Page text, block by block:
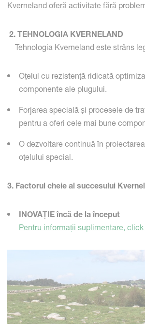
Kverneland oferă activitate fără
2. TEHNOLOGIA KVERNELAND
Tehnologia Kverneland este strâns
Oțelul cu rezistență ridicată
componente ale plugului.
Forjarea specială și procesele de
pentru a oferi cele mai bune
O dezvoltare continuă în
oțelului special.
3. Factorul cheie al succesului
INOVAȚIE încă de la început
Pentru informații suplimentare,